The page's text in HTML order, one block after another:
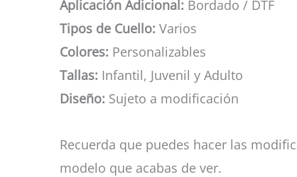
Aplicación Adicional: Bordado / DTF
Tipos de Cuello: Varios
Colores: Personalizables
Tallas: Infantil, Juvenil y Adulto
Diseño: Sujeto a modificación
Recuerda que puedes hacer las
modelo que acabas de ver.